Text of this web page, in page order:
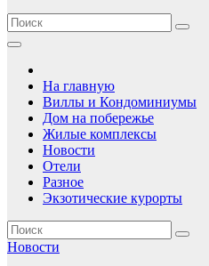
На главную
Виллы и Кондоминиумы
Дом на побережье
Жилые комплексы
Новости
Отели
Разное
Экзотические курорты
Новости